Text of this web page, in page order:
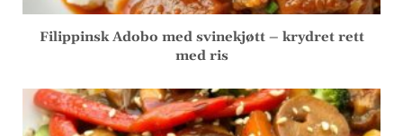
Filippinsk Adobo med svinekjøtt – krydret rett
med ris